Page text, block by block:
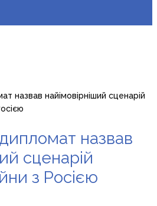
назвав найімовірніший сценарій
назвав
сценарій
з Росією